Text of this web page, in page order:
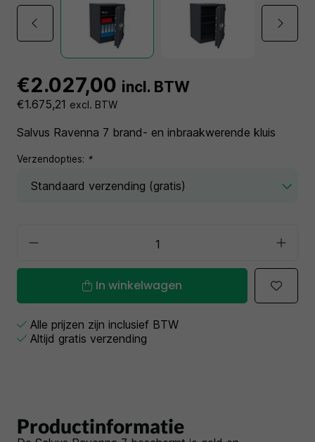
€2.027,00 incl. BTW
€1.675,21 excl. BTW
Salvus Ravenna 7 brand- en inbraakwerende kluis
Verzendopties: *
In winkelwagen
Alle prijzen zijn inclusief BTW
Altijd gratis verzending
Productinformatie